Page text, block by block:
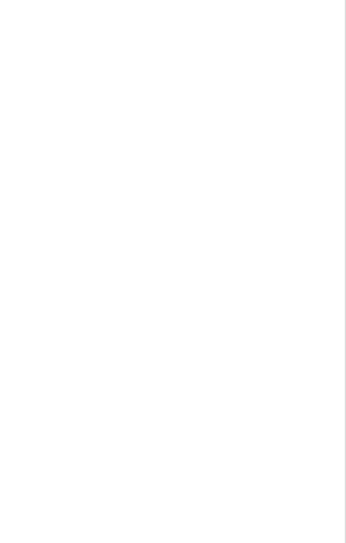
持仓，锁定利润并控